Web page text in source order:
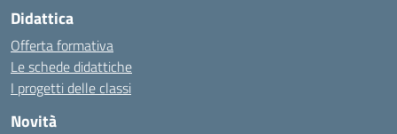
Didattica
Offerta formativa
Le schede didattiche
I progetti delle classi
Novità